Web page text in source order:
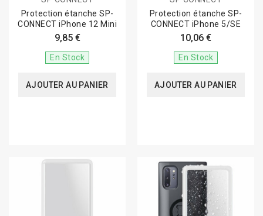
Protection étanche SP-
CONNECT iPhone 12 Mini
9,85 €
En Stock
AJOUTER AU PANIER
Protection étanche SP-
CONNECT iPhone 5/SE
10,06 €
En Stock
AJOUTER AU PANIER